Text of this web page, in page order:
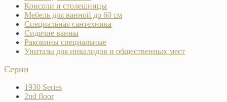
Консоли и столешницы
Мебель для ванной до 60 см
Специальная сантехника
Сидячие ванны
Раковины специальные
Унитазы для инвалидов и общественных мест
Серии
1930 Series
2nd floor